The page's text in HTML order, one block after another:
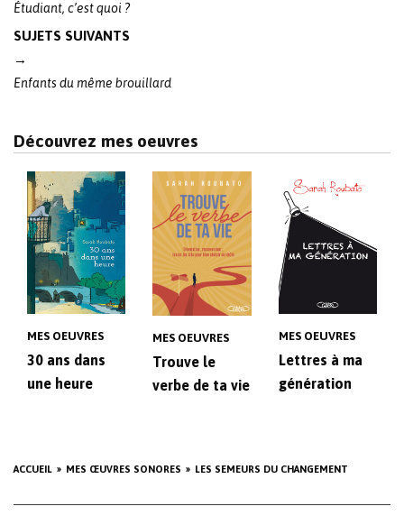
ACCUEIL MES ŒUVRES SONORES LES SEMEURS DU CHANGEMENT
Étudiant, c’est quoi ?
SUJETS SUIVANTS
→
Enfants du même brouillard
Découvrez mes oeuvres
MES OEUVRES
30 ans dans
une heure
MES OEUVRES
Trouve le
verbe de ta vie
MES OEUVRES
Lettres à ma
génération